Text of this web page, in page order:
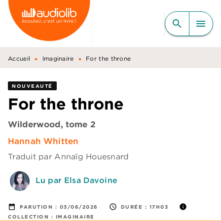
MENU RECHERCHE
CONTENU
PIED DE PAGE
search menu
Accueil • Imaginaire • For the throne
NOUVEAUTÉ
For the throne
Wilderwood, tome 2
Hannah Whitten
Traduit par Annaïg Houesnard
Lu par Elsa Davoine
date_range PARUTION : 03/06/2026 access_time DURÉE : 17H03 info
COLLECTION : IMAGINAIRE